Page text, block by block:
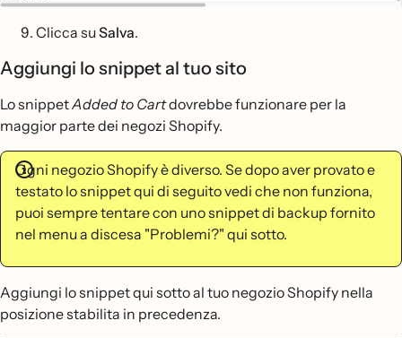
Clicca suSalva.
Aggiungi lo snippet al tuo sito
Lo snippetAdded to Cartdovrebbe funzionare per la
maggior parte dei negozi Shopify.
Ogni negozio Shopify è diverso. Se dopo aver provato e
testato lo snippet qui di seguito vedi che non funziona,
puoi sempre tentare con uno snippet di backup fornito
nel menu a discesa "Problemi?" qui sotto.
Aggiungi lo snippet qui sotto al tuo negozio Shopify nella
posizione stabilita in precedenza.